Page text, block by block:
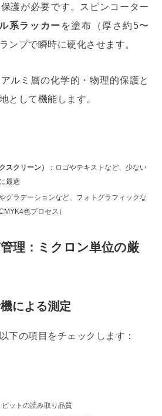
護が必要です。スピンコーター
系ラッカー を塗布（厚さ約5〜
ンプで瞬時に硬化させます。
ルミ層の化学的・物理的保護と
として機能します。
スクリーン）
：ロゴやテキストなど、少ない
最適
グラデーションなど、フォトグラフィックな
色プロセス）
管理：ミクロン単位の厳
による測定
下の項目をチェックします：
ピットの読み取り品質